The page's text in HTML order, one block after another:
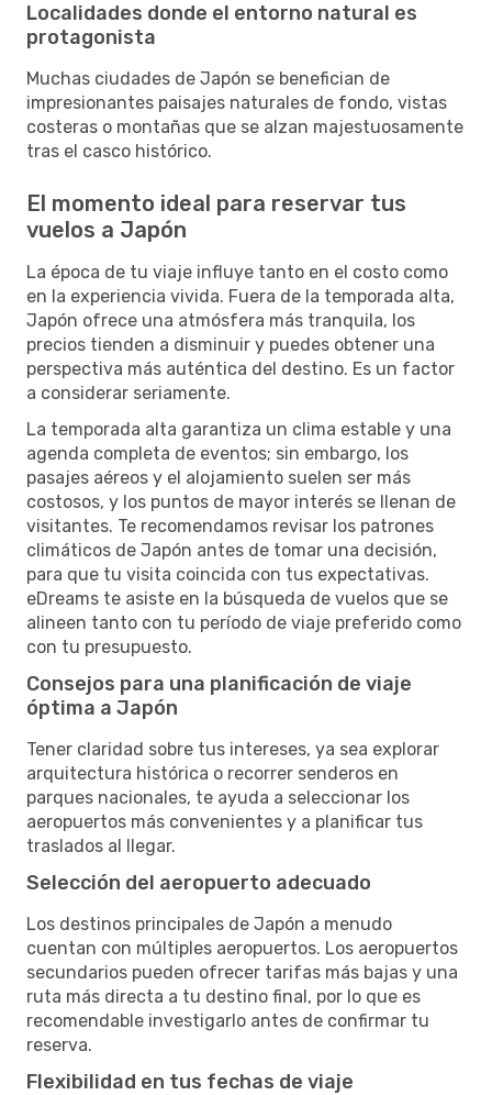
Localidades donde el entorno natural es
protagonista
Muchas ciudades de Japón se benefician de
impresionantes paisajes naturales de fondo, vistas
costeras o montañas que se alzan majestuosamente
tras el casco histórico.
El momento ideal para reservar tus
vuelos a Japón
La época de tu viaje influye tanto en el costo como
en la experiencia vivida. Fuera de la temporada alta,
Japón ofrece una atmósfera más tranquila, los
precios tienden a disminuir y puedes obtener una
perspectiva más auténtica del destino. Es un factor
a considerar seriamente.
La temporada alta garantiza un clima estable y una
agenda completa de eventos; sin embargo, los
pasajes aéreos y el alojamiento suelen ser más
costosos, y los puntos de mayor interés se llenan de
visitantes. Te recomendamos revisar los patrones
climáticos de Japón antes de tomar una decisión,
para que tu visita coincida con tus expectativas.
eDreams te asiste en la búsqueda de vuelos que se
alineen tanto con tu período de viaje preferido como
con tu presupuesto.
Consejos para una planificación de viaje
óptima a Japón
Tener claridad sobre tus intereses, ya sea explorar
arquitectura histórica o recorrer senderos en
parques nacionales, te ayuda a seleccionar los
aeropuertos más convenientes y a planificar tus
traslados al llegar.
Selección del aeropuerto adecuado
Los destinos principales de Japón a menudo
cuentan con múltiples aeropuertos. Los aeropuertos
secundarios pueden ofrecer tarifas más bajas y una
ruta más directa a tu destino final, por lo que es
recomendable investigarlo antes de confirmar tu
reserva.
Flexibilidad en tus fechas de viaje